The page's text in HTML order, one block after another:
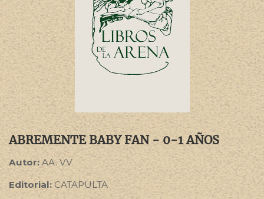
ABREMENTE BABY FAN - 0-1 AÑOS
Autor:AA. VV
Editorial: CATAPULTA